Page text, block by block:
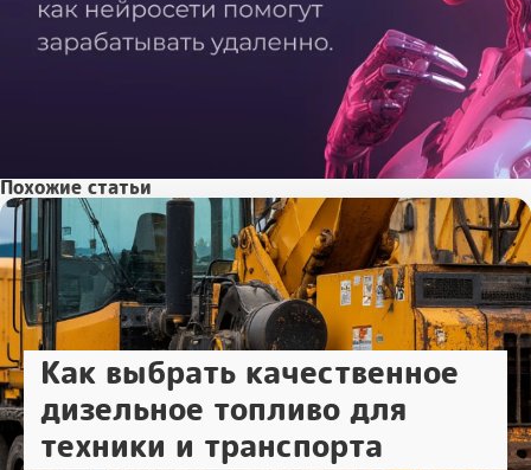
Похожие статьи
Как выбрать качественное
дизельное топливо для
техники и транспорта